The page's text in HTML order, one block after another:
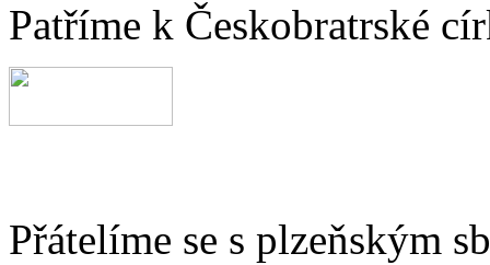
Patříme k Českobratrské
Přátelíme se s plzeňským